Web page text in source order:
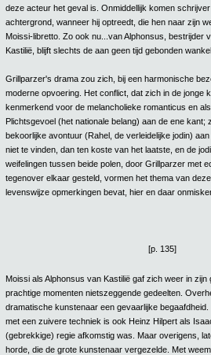
deze acteur het geval is. Onmiddellijk komen
achtergrond, wanneer hij optreedt, die hen naar zijn
Moissi-libretto. Zo ook nu...van Alphonsus, bestrijder
Kastilië, blijft slechts de aan geen tijd gebonden
Grillparzer's drama zou zich, bij een harmonische
moderne opvoering. Het conflict, dat zich in de jonge
kenmerkend voor de melancholieke romanticus en
Plichtsgevoel (het nationale belang) aan de ene kant;
bekoorlijke avontuur (Rahel, de verleidelijke jodin)
niet te vinden, dan ten koste van het laatste, en de
weifelingen tussen beide polen, door Grillparzer met
tegenover elkaar gesteld, vormen het thema van
levenswijze opmerkingen bevat, hier en daar
[p. 135]
Moissi als Alphonsus van Kastilië gaf zich weer in
prachtige momenten nietszeggende gedeelten.
dramatische kunstenaar een gevaarlijke
met een zuivere techniek is ook Heinz Hilpert als
(gebrekkige) regie afkomstig was. Maar overigens,
horde, die de grote kunstenaar vergezelde. Met